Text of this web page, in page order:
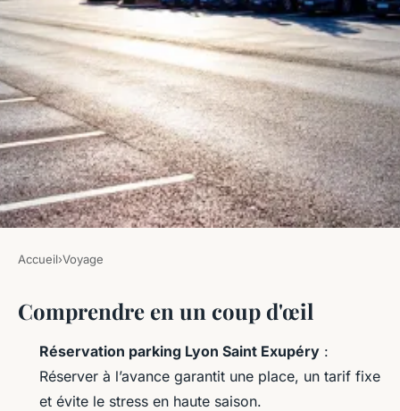
VOYAGE
Les meilleures astuces pour
trouver un parking à
l'aéroport lyon saint exupéry
Accueil›Voyage
Comprendre en un coup d'œil
Réservation parking Lyon Saint Exupéry :
Réserver à l’avance garantit une place, un tarif fixe
et évite le stress en haute saison.